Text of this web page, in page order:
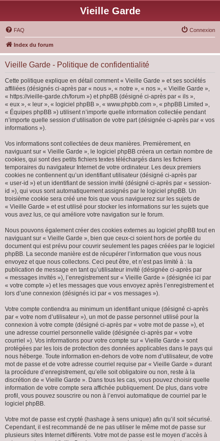
Vieille Garde
FAQ Connexion
Index du forum
Vieille Garde - Politique de confidentialité
Cette politique explique en détail comment « Vieille Garde » et ses sociétés
affiliées (désignés ci-après par « nous », « notre », « nos », « Vieille Garde »,
« https://vieille-garde.ch/forum ») et phpBB (désigné ci-après par « ils »,
« eux », « leur », « logiciel phpBB », « www.phpbb.com », « phpBB Limited »,
« Équipes phpBB ») utilisent n’importe quelle information collectée pendant
n’importe quelle session d’utilisation de votre part (désignée ci-après par « vos
informations »).
Vos informations sont collectées de deux manières. Premièrement, en
naviguant sur « Vieille Garde », le logiciel phpBB créera un certain nombre de
cookies, qui sont des petits fichiers textes téléchargés dans les fichiers
temporaires du navigateur Internet de votre ordinateur. Les deux premiers
cookies ne contiennent qu’un identifiant utilisateur (désigné ci-après par
« user-id ») et un identifiant de session invité (désigné ci-après par « session-
id »), qui vous sont automatiquement assignés par le logiciel phpBB. Un
troisième cookie sera créé une fois que vous naviguerez sur les sujets de
« Vieille Garde » et est utilisé pour stocker les informations sur les sujets que
vous avez lus, ce qui améliore votre navigation sur le forum.
Nous pouvons également créer des cookies externes au logiciel phpBB tout en
naviguant sur « Vieille Garde », bien que ceux-ci soient hors de portée du
document qui est prévu pour couvrir seulement les pages créées par le logiciel
phpBB. La seconde manière est de récupérer l’information que vous nous
envoyez et que nous collectons. Ceci peut être, et n’est pas limité à : la
publication de message en tant qu’utilisateur invité (désignée ci-après par
« messages invités »), l’enregistrement sur « Vieille Garde » (désignée ici par
« votre compte ») et les messages que vous envoyez après l’enregistrement et
lors d’une connexion (désignés ici par « vos messages »).
Votre compte contiendra au minimum un identifiant unique (désigné ci-après
par « votre nom d’utilisateur »), un mot de passe personnel utilisé pour la
connexion à votre compte (désigné ci-après par « votre mot de passe »), et
une adresse courriel personnelle valide (désignée ci-après par « votre
courriel »). Vos informations pour votre compte sur « Vieille Garde » sont
protégées par les lois de protection des données applicables dans le pays qui
nous héberge. Toute information en-dehors de votre nom d’utilisateur, de votre
mot de passe et de votre adresse courriel requise par « Vieille Garde » durant
la procédure d’enregistrement, qu’elle soit obligatoire ou non, reste à la
discrétion de « Vieille Garde ». Dans tous les cas, vous pouvez choisir quelle
information de votre compte sera affichée publiquement. De plus, dans votre
profil, vous pouvez souscrire ou non à l’envoi automatique de courriel par le
logiciel phpBB.
Votre mot de passe est crypté (hashage à sens unique) afin qu’il soit sécurisé.
Cependant, il est recommandé de ne pas utiliser le même mot de passe sur
plusieurs sites Internet différents. Votre mot de passe est le moyen d’accès à